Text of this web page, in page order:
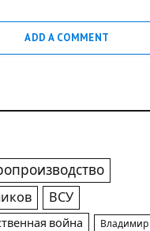
ADD A COMMENT
ВСУ
война Владимир